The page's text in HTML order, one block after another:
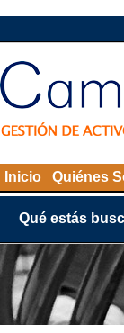
Inicio Quiénes
Qué estás